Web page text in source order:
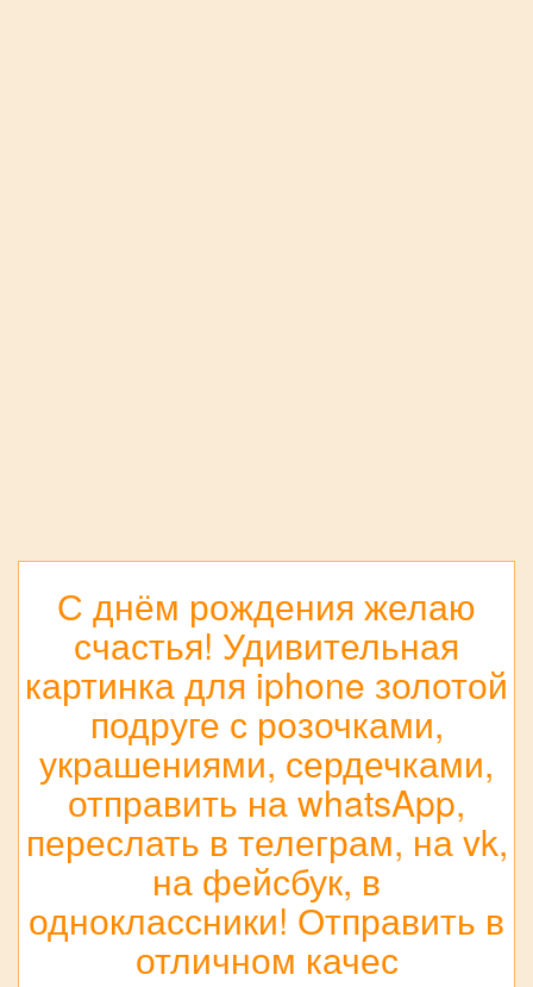
С днём рождения желаю
счастья! Удивительная
картинка для iphone золотой
подруге с розочками,
украшениями, сердечками,
отправить на whatsApp,
переслать в телеграм, на vk,
на фейсбук, в
одноклассники! Отправить в
отличном качес